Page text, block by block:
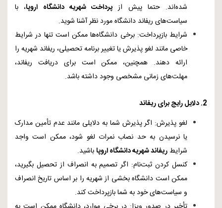
شده‌اند. حتما پیش از پرداخت شهریه دانشگاه اروپا، با
سیاست‌های ریفاند دانشگاه مورد نظر آشنا شوید.
شرایط بازپرداخت: برخی دانشگاه‌ها ممکن است تنها در شرایط
خاصی مانند لغو پذیرش یا تغییر برنامه تحصیلی، ریفاند شهریه را
ارائه دهند. همچنین، ممکن است برای دریافت ریفاند،
مهلت‌های زمانی مشخصی وجود داشته باشد.
2. دلایل رایج برای ریفاند
لغو پذیرش: اگر پذیرش شما به دلایلی مانند عدم تأمین مدارک
یا نرسیدن به حد نصاب نمرات لغو شود، ممکن است واجد
شرایط ریفاند شهریه دانشگاه اروپاباشید.
کنسل کردن ثبت‌نام: اگر تصمیم به انصراف از تحصیل بگیرید،
ممکن است دانشگاه بخشی از شهریه را بر اساس تاریخ انصراف
و سیاست‌های خود به شما بازپرداخت کند.